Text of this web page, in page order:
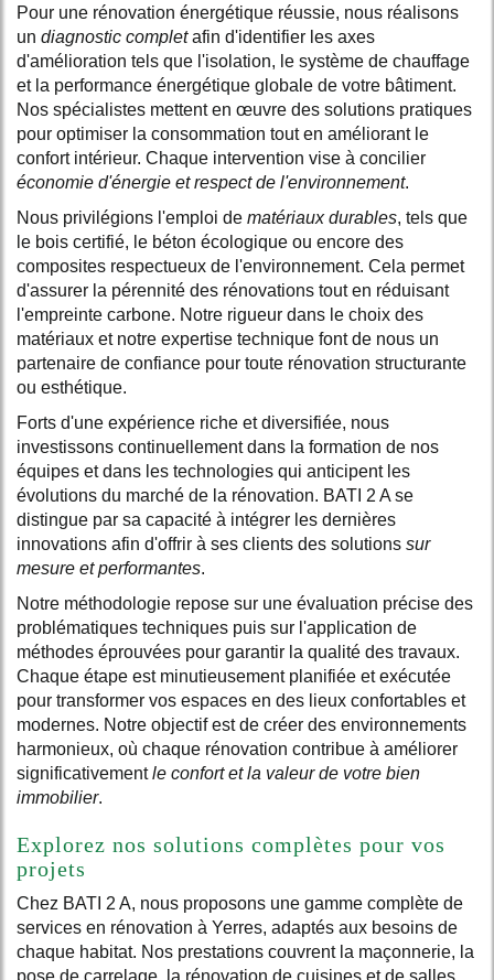
Pour une rénovation énergétique réussie, nous réalisons
un diagnostic completafin d'identifier les axes
d'amélioration tels que l'isolation, le système de chauffage
et la performance énergétique globale de votre bâtiment.
Nos spécialistes mettent en œuvre des solutions pratiques
pour optimiser la consommation tout en améliorant le
confort intérieur. Chaque intervention vise à concilier
économie d'énergie et respect de l'environnement.
Nous privilégions l'emploi de matériaux durables, tels que
le bois certifié, le béton écologique ou encore des
composites respectueux de l'environnement. Cela permet
d'assurer la pérennité des rénovations tout en réduisant
l'empreinte carbone. Notre rigueur dans le choix des
matériaux et notre expertise technique font de nous un
partenaire de confiance pour toute rénovation structurante
ou esthétique.
Forts d'une expérience riche et diversifiée, nous
investissons continuellement dans la formation de nos
équipes et dans les technologies qui anticipent les
évolutions du marché de la rénovation. BATI 2 A se
distingue par sa capacité à intégrer les dernières
innovations afin d'offrir à ses clients des solutions sur
mesure et performantes.
Notre méthodologie repose sur une évaluation précise des
problématiques techniques puis sur l'application de
méthodes éprouvées pour garantir la qualité des travaux.
Chaque étape est minutieusement planifiée et exécutée
pour transformer vos espaces en des lieux confortables et
modernes. Notre objectif est de créer des environnements
harmonieux, où chaque rénovation contribue à améliorer
significativementle confort et la valeur de votre bien
immobilier.
Explorez nos solutions complètes pour vos
projets
Chez BATI 2 A, nous proposons une gamme complète de
services en rénovation à Yerres, adaptés aux besoins de
chaque habitat. Nos prestations couvrent la maçonnerie, la
pose de carrelage, la rénovation de cuisines et de salles